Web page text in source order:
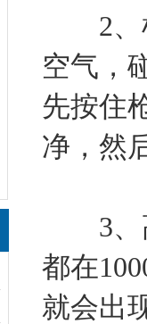
2、机
空气，
先按住
净，然
3、高
都在
就会出